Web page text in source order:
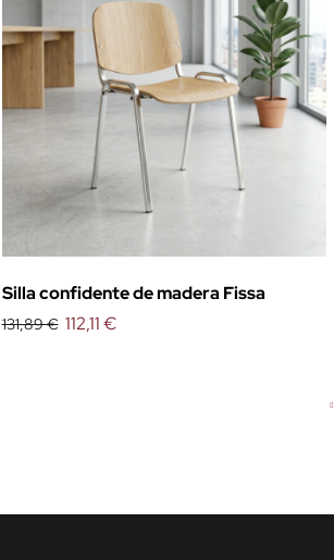
Silla confidente de madera Fissa
131,89 € 112,11 €